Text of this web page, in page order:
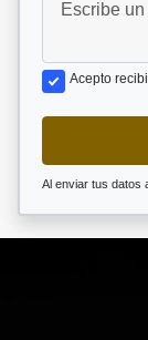
Acepto
Al enviar tus datos